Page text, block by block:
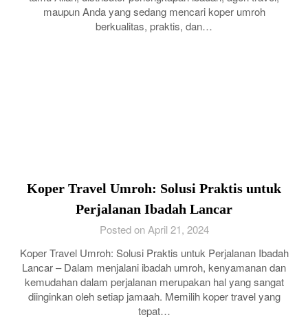
maupun Anda yang sedang mencari koper umroh
berkualitas, praktis, dan…
Koper Travel Umroh: Solusi Praktis untuk
Perjalanan Ibadah Lancar
Posted on April 21, 2024
Koper Travel Umroh: Solusi Praktis untuk Perjalanan Ibadah
Lancar – Dalam menjalani ibadah umroh, kenyamanan dan
kemudahan dalam perjalanan merupakan hal yang sangat
diinginkan oleh setiap jamaah. Memilih koper travel yang
tepat…